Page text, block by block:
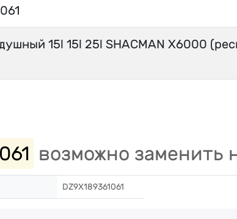
15l 15l 25l SHACMAN X6000
возможно заменить
DZ9X189361061